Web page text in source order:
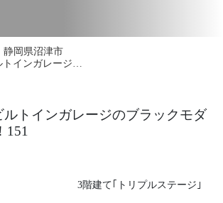
静岡県沼津市
インガレージ…
ルトインガレージのブラックモダ
151
3階建て｢トリプルステージ｣
プ